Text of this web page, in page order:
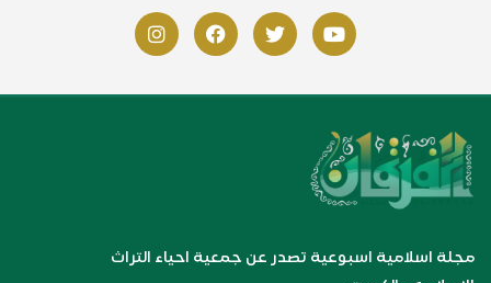
مجلة اسلامية اسبوعية تصدر عن جمعية احياء التراث